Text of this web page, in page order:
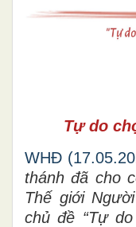
Tự do
WHĐ
thánh đã cho
Thế giới
chủđề “Tự